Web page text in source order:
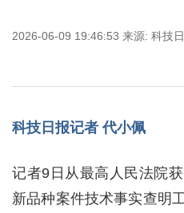
2026-06-09 19:46:53 来源: 科技
科技日报记者 代小佩
记者9日从最高人民法院
新品种案件技术事实查明